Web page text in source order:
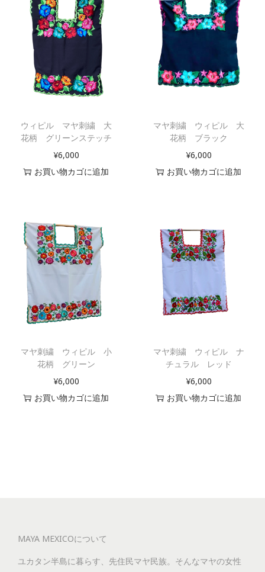
ウィピル マヤ刺繍 大
花柄 グリーンステッチ
¥6,000
お買い物カゴに追加
マヤ刺繍 ウィピル 大
花柄 ブラック
¥6,000
お買い物カゴに追加
マヤ刺繍 ウィピル 小
花柄 グリーン
¥6,000
お買い物カゴに追加
マヤ刺繍 ウィピル ナ
チュラル レッド
¥6,000
お買い物カゴに追加
MAYA MEXICOについて
ユカタン半島に暮らす、先住民マヤ民族。そんなマヤの女性